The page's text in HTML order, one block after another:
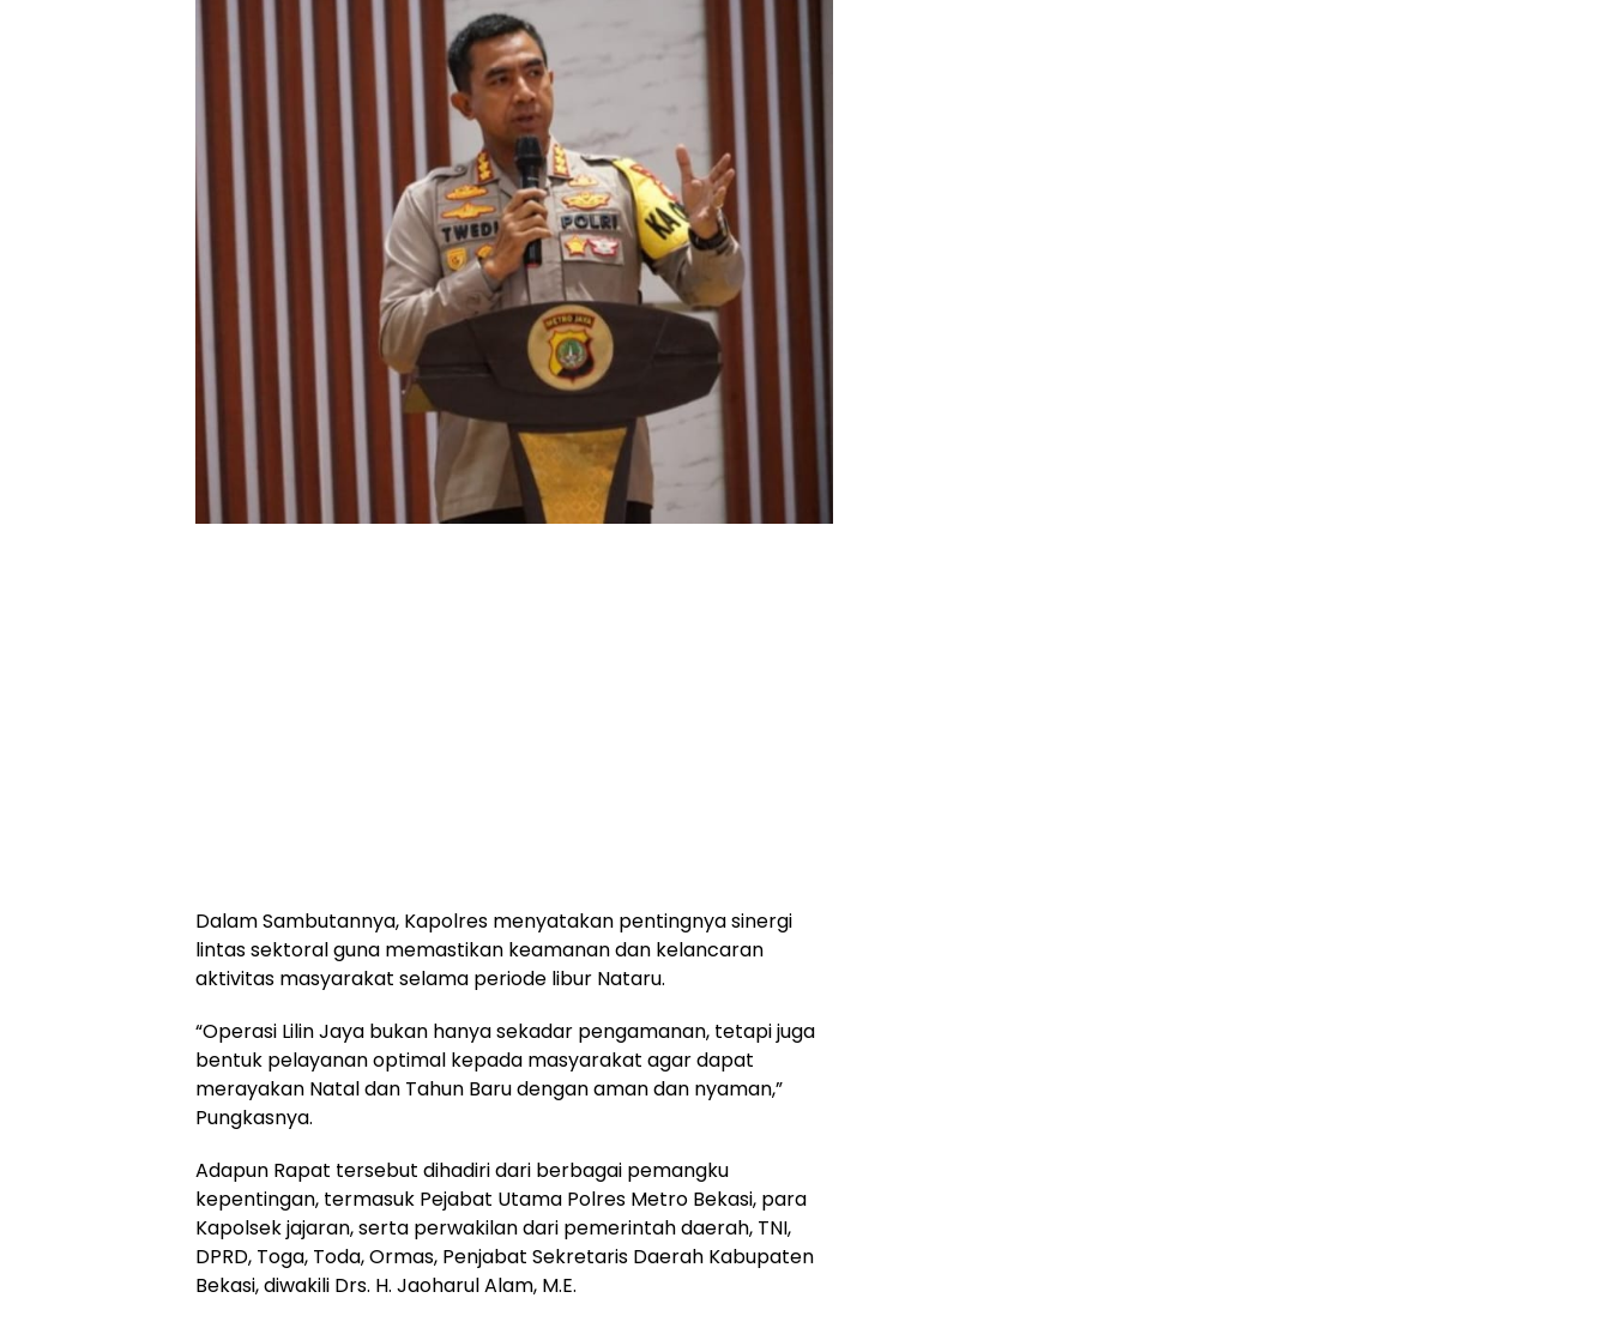
Dalam Sambutannya, Kapolres menyatakan pentingnya sinergi
lintas sektoral guna memastikan keamanan dan kelancaran
aktivitas masyarakat selama periode libur Nataru.
“Operasi Lilin Jaya bukan hanya sekadar pengamanan, tetapi juga
bentuk pelayanan optimal kepada masyarakat agar dapat
merayakan Natal dan Tahun Baru dengan aman dan nyaman,”
Pungkasnya.
Adapun Rapat tersebut dihadiri dari berbagai pemangku
kepentingan, termasuk Pejabat Utama Polres Metro Bekasi, para
Kapolsek jajaran, serta perwakilan dari pemerintah daerah, TNI,
DPRD, Toga, Toda, Ormas, Penjabat Sekretaris Daerah Kabupaten
Bekasi, diwakili Drs. H. Jaoharul Alam, M.E.